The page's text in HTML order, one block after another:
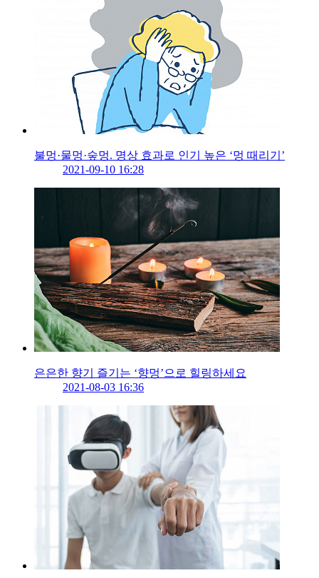
불멍·물멍·숲멍. 명상 효과로 인기 높은 ‘멍 때리기’
2021-09-10 16:28
은은한 향기 즐기는 ‘향멍’으로 힐링하세요
2021-08-03 16:36